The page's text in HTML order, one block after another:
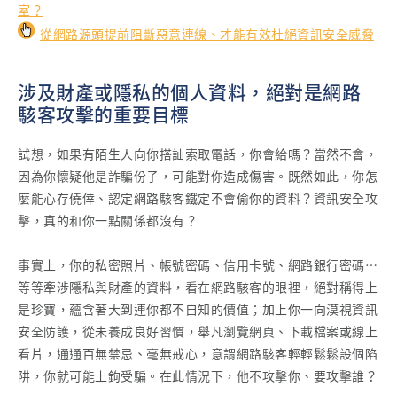
室？
從網路源頭提前阻斷惡意連線、才能有效杜絕資訊安全威脅
涉及財產或隱私的個人資料，絕對是網路
駭客攻擊的重要目標
試想，如果有陌生人向你搭訕索取電話，你會給嗎？當然不會，
因為你懷疑他是詐騙份子，可能對你造成傷害。既然如此，你怎
麼能心存僥倖、認定網路駭客鐵定不會偷你的資料？資訊安全攻
擊，真的和你一點關係都沒有？
事實上，你的私密照片、帳號密碼、信用卡號、網路銀行密碼…
等等牽涉隱私與財產的資料，看在網路駭客的眼裡，絕對稱得上
是珍寶，蘊含著大到連你都不自知的價值；加上你一向漠視資訊
安全防護，從未養成良好習慣，舉凡瀏覽網頁、下載檔案或線上
看片，通通百無禁忌、毫無戒心，意謂網路駭客輕輕鬆鬆設個陷
阱，你就可能上鉤受騙。在此情況下，他不攻擊你、要攻擊誰？